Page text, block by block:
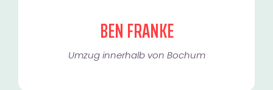
BEN FRANKE
Umzug innerhalb von Bochum​